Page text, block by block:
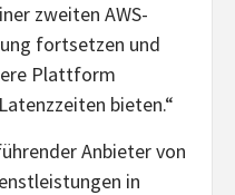
zweiten AWS-
fortsetzen und
Plattform
bieten.“
Anbieter von
in